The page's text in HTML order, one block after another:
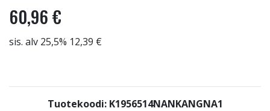
60,96 €
sis. alv 25,5% 12,39 €
Tuotekoodi: K1956514NANKANGNA1